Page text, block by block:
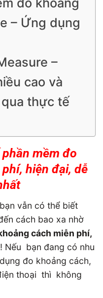
– Ứng dụng
–
cao và
thực tế
mềm đo
hiện đại, dễ
vẫn có thể biết
cách bao xa nhờ
cách miễn phí,
Nếu bạn đang có nhu
đo khoảng cách,
thoại thì không